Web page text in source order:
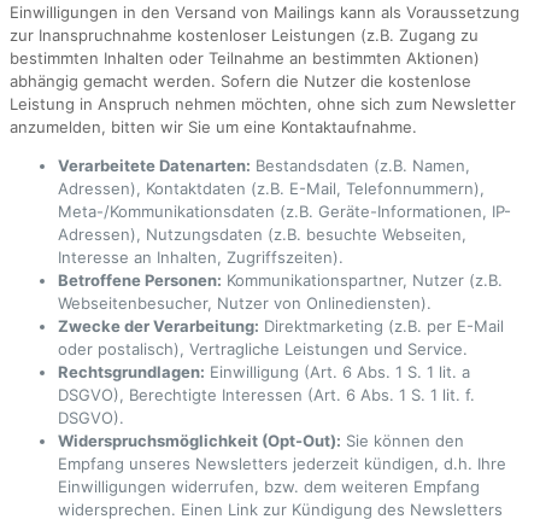
Einwilligungen in den Versand von Mailings kann als Voraussetzung
zur Inanspruchnahme kostenloser Leistungen (z.B. Zugang zu
bestimmten Inhalten oder Teilnahme an bestimmten Aktionen)
abhängig gemacht werden. Sofern die Nutzer die kostenlose
Leistung in Anspruch nehmen möchten, ohne sich zum Newsletter
anzumelden, bitten wir Sie um eine Kontaktaufnahme.
Verarbeitete Datenarten: Bestandsdaten (z.B. Namen,
Adressen), Kontaktdaten (z.B. E-Mail, Telefonnummern),
Meta-/Kommunikationsdaten (z.B. Geräte-Informationen, IP-
Adressen), Nutzungsdaten (z.B. besuchte Webseiten,
Interesse an Inhalten, Zugriffszeiten).
Betroffene Personen: Kommunikationspartner, Nutzer (z.B.
Webseitenbesucher, Nutzer von Onlinediensten).
Zwecke der Verarbeitung: Direktmarketing (z.B. per E-Mail
oder postalisch), Vertragliche Leistungen und Service.
Rechtsgrundlagen: Einwilligung (Art. 6 Abs. 1 S. 1 lit. a
DSGVO), Berechtigte Interessen (Art. 6 Abs. 1 S. 1 lit. f.
DSGVO).
Widerspruchsmöglichkeit (Opt-Out): Sie können den
Empfang unseres Newsletters jederzeit kündigen, d.h. Ihre
Einwilligungen widerrufen, bzw. dem weiteren Empfang
widersprechen. Einen Link zur Kündigung des Newsletters